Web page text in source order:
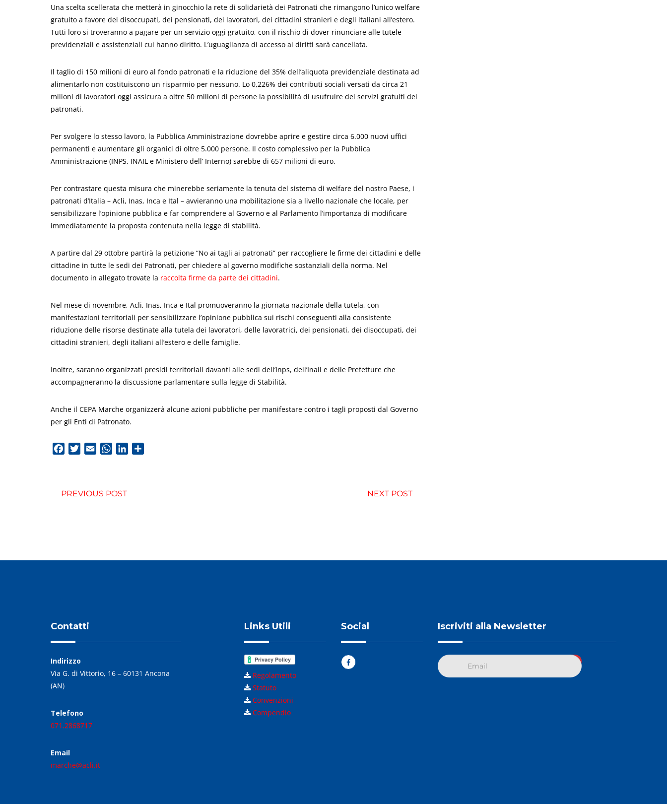
Una scelta scellerata che metterà in ginocchio la rete di solidarietà dei Patronati che rimangono l’unico welfare
gratuito a favore dei disoccupati, dei pensionati, dei lavoratori, dei cittadini stranieri e degli italiani all’estero.
Tutti loro si troveranno a pagare per un servizio oggi gratuito, con il rischio di dover rinunciare alle tutele
previdenziali e assistenziali cui hanno diritto. L’uguaglianza di accesso ai diritti sarà cancellata.
Il taglio di 150 milioni di euro al fondo patronati e la riduzione del 35% dell’aliquota previdenziale destinata ad
alimentarlo non costituiscono un risparmio per nessuno. Lo 0,226% dei contributi sociali versati da circa 21
milioni di lavoratori oggi assicura a oltre 50 milioni di persone la possibilità di usufruire dei servizi gratuiti dei
patronati.
Per svolgere lo stesso lavoro, la Pubblica Amministrazione dovrebbe aprire e gestire circa 6.000 nuovi uffici
permanenti e aumentare gli organici di oltre 5.000 persone. Il costo complessivo per la Pubblica
Amministrazione (INPS, INAIL e Ministero dell’ Interno) sarebbe di 657 milioni di euro.
Per contrastare questa misura che minerebbe seriamente la tenuta del sistema di welfare del nostro Paese, i
patronati d’Italia – Acli, Inas, Inca e Ital – avvieranno una mobilitazione sia a livello nazionale che locale, per
sensibilizzare l’opinione pubblica e far comprendere al Governo e al Parlamento l’importanza di modificare
immediatamente la proposta contenuta nella legge di stabilità.
A partire dal 29 ottobre partirà la petizione “No ai tagli ai patronati” per raccogliere le firme dei cittadini e delle
cittadine in tutte le sedi dei Patronati, per chiedere al governo modifiche sostanziali della norma. Nel
documento in allegato trovate la raccolta firme da parte dei cittadini.
Nel mese di novembre, Acli, Inas, Inca e Ital promuoveranno la giornata nazionale della tutela, con
manifestazioni territoriali per sensibilizzare l’opinione pubblica sui rischi conseguenti alla consistente
riduzione delle risorse destinate alla tutela dei lavoratori, delle lavoratrici, dei pensionati, dei disoccupati, dei
cittadini stranieri, degli italiani all’estero e delle famiglie.
Inoltre, saranno organizzati presidi territoriali davanti alle sedi dell’Inps, dell’Inail e delle Prefetture che
accompagneranno la discussione parlamentare sulla legge di Stabilità.
Anche il CEPA Marche organizzerà alcune azioni pubbliche per manifestare contro i tagli proposti dal Governo
per gli Enti di Patronato.
FacebookTwitterEmail WhatsApp
LinkedIn
PREVIOUS POST NEXT POST
Contatti
Indirizzo
Via G. di Vittorio, 16 – 60131 Ancona
(AN)
Telefono
071.2868717
Email
marche@acli.it
Links Utili
Regolamento
Statuto
Convenzioni
Compendio
Social Iscriviti alla Newsletter